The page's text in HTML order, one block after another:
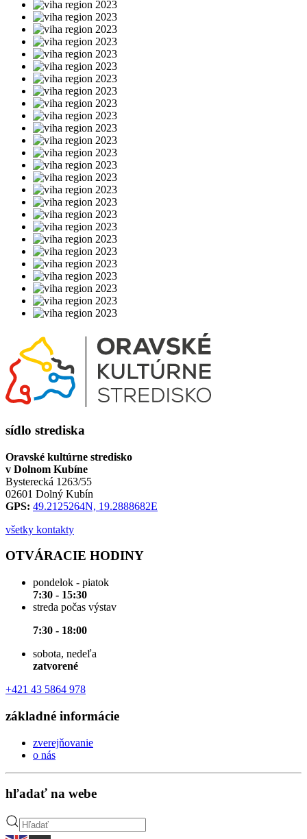
sídlo strediska
Oravské kultúrne stredisko
v Dolnom Kubíne
Bysterecká 1263/55
02601 Dolný Kubín
GPS: 49.2125264N, 19.2888682E
všetky kontakty
OTVÁRACIE HODINY
pondelok - piatok
7:30 - 15:30
streda počas výstav
7:30 - 18:00
sobota, nedeľa
zatvorené
+421 43 5864 978
základné informácie
zverejňovanie
o nás
hľadať na webe